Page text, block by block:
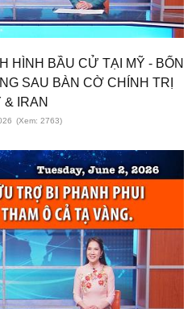
HÌNH BẦU CỬ TẠI MỸ - BỐN
SAU BÀN CỜ CHÍNH TRỊ
& IRAN
(Xem: 2763)